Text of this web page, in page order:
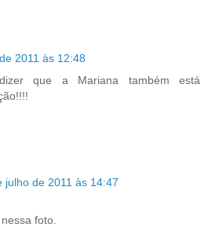
2011 às 12:48
que a Mariana também está
julho de 2011 às 14:47
foto.